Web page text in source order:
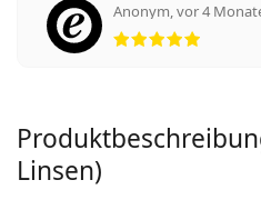
Anonym,vor 4
Linsen)